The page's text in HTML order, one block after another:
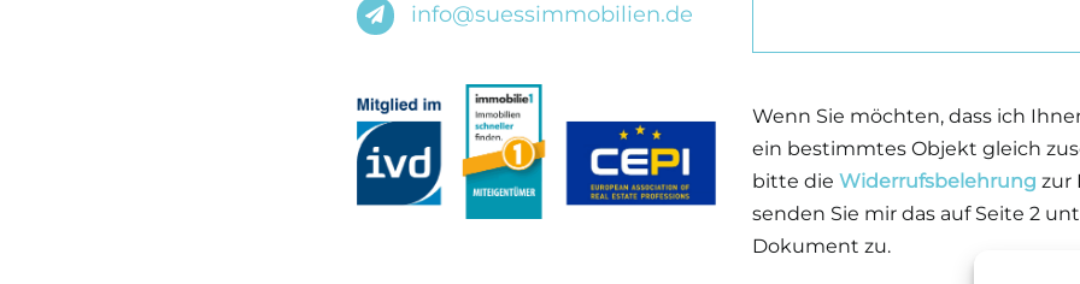
info@suessimmobilien.de
Wenn Sie möchten, dass ich
ein bestimmtes Objekt gleich
bitte dieWiderrufsbelehrung zur
senden Sie mir das auf Seite 2
Dokument zu.